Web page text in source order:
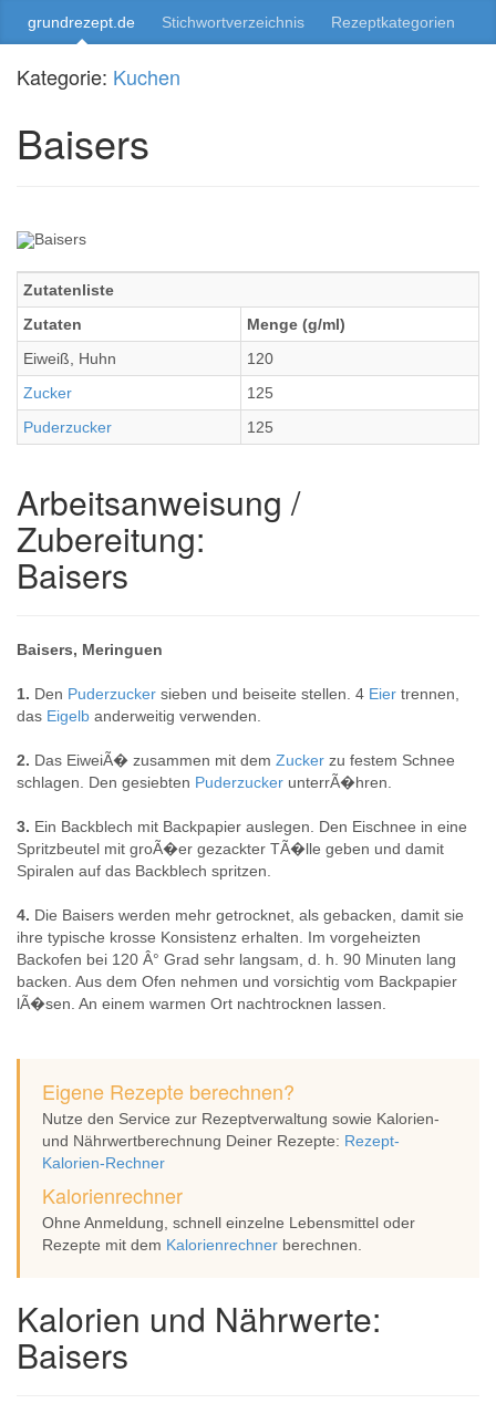
grundrezept.de Stichwortverzeichnis Rezeptkategorien
Kategorie: Kuchen
Baisers
Zutatenliste
Zutaten
Menge (g/ml)
Eiweiß, Huhn
120
Zucker
125
Puderzucker
125
Arbeitsanweisung /
Zubereitung:
Baisers
Baisers, Meringuen
1. Den Puderzucker sieben und beiseite stellen. 4 Eier trennen,
das Eigelb anderweitig verwenden.
2. Das EiweiÃ� zusammen mit dem Zucker zu festem Schnee
schlagen. Den gesiebten Puderzucker unterrÃ�hren.
3. Ein Backblech mit Backpapier auslegen. Den Eischnee in eine
Spritzbeutel mit groÃ�er gezackter TÃ�lle geben und damit
Spiralen auf das Backblech spritzen.
4. Die Baisers werden mehr getrocknet, als gebacken, damit sie
ihre typische krosse Konsistenz erhalten. Im vorgeheizten
Backofen bei 120 Â° Grad sehr langsam, d. h. 90 Minuten lang
backen. Aus dem Ofen nehmen und vorsichtig vom Backpapier
lÃ�sen. An einem warmen Ort nachtrocknen lassen.
Eigene Rezepte berechnen?
Nutze den Service zur Rezeptverwaltung sowie Kalorien-
und Nährwertberechnung Deiner Rezepte: Rezept-
Kalorien-Rechner
Kalorienrechner
Ohne Anmeldung, schnell einzelne Lebensmittel oder
Rezepte mit dem Kalorienrechner berechnen.
Kalorien und Nährwerte:
Baisers